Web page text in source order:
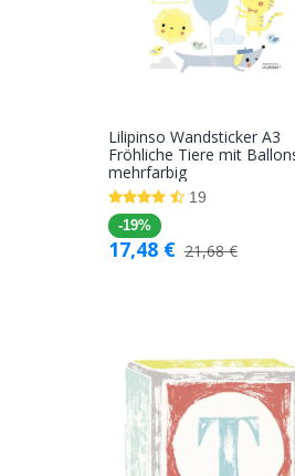
In den
Warenkorb
Lilipinso Wandsticker A3
Fröhliche Tiere mit
mehrfarbig
19
-19%
17,48€ 21,68€